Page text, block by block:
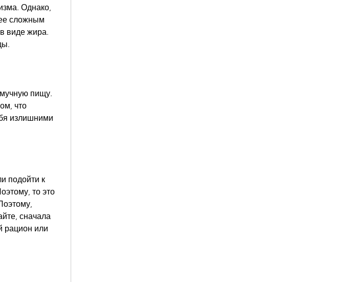
Однако,
сложным
виде жира.
пищу.
что
излишними
подойти к
то это
сначала
рацион или